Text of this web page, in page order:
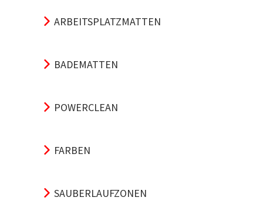
ARBEITSPLATZMATTEN
BADEMATTEN
POWERCLEAN
FARBEN
SAUBERLAUFZONEN